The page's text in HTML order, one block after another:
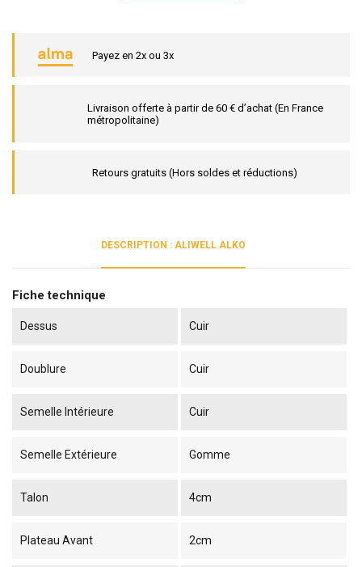
Payez en 2x ou 3x
Livraison offerte à partir de 60 € d’achat (En France
métropolitaine)
Retours gratuits (Hors soldes et réductions)
DESCRIPTION : ALIWELL ALKO
Fiche technique
Dessus Cuir
Doublure Cuir
Semelle Intérieure Cuir
Semelle Extérieure Gomme
Talon 4cm
Plateau Avant 2cm